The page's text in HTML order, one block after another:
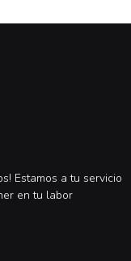
Estamos a tu servicio
en tu labor